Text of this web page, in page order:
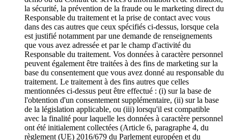
la sécurité, la prévention de la fraude ou le marketing direct du
Responsable du traitement et la prise de contact avec vous
dans des cas autres que ceux spécifiés ci-dessus, lorsque cela
est justifié notamment par une demande de renseignements
que vous avez adressée et par le champ d'activité du
Responsable du traitement. Vos données à caractère personnel
peuvent également être traitées à des fins de marketing sur la
base du consentement que vous avez donné au responsable du
traitement. Le traitement à des fins autres que celles
mentionnées ci-dessus peut être effectué : (i) sur la base de
l'obtention d'un consentement supplémentaire, (ii) sur la base
de la législation applicable, ou (iii) lorsqu'il est compatible
avec la finalité pour laquelle les données à caractère personnel
ont été initialement collectées (Article 6, paragraphe 4, du
règlement (UE) 2016/679 du Parlement européen et du